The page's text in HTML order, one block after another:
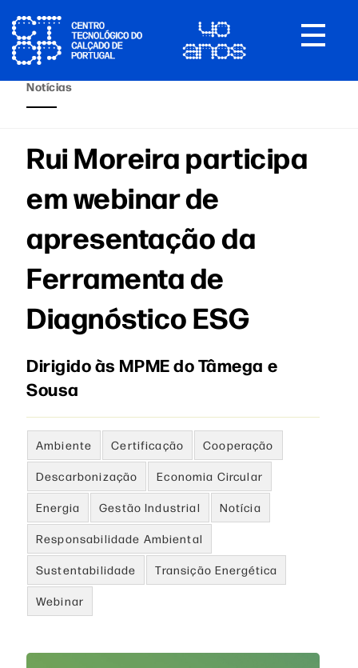
Toggle
Notícias
Rui Moreira participa
em webinar de
apresentação da
Ferramenta de
Diagnóstico ESG
Dirigido às MPME do Tâmega e
Sousa
Ambiente Certificação Cooperação
Descarbonização Economia Circular
Energia Gestão Industrial Notícia
Responsabilidade Ambiental
Sustentabilidade Transição Energética
Webinar